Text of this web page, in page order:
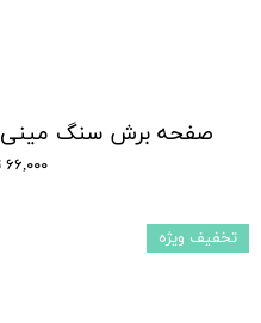
صفحه برش سنگ مینی3*115 اوسیس OASIS
۶۶,۰۰۰ تومان
تخفیف ویژه